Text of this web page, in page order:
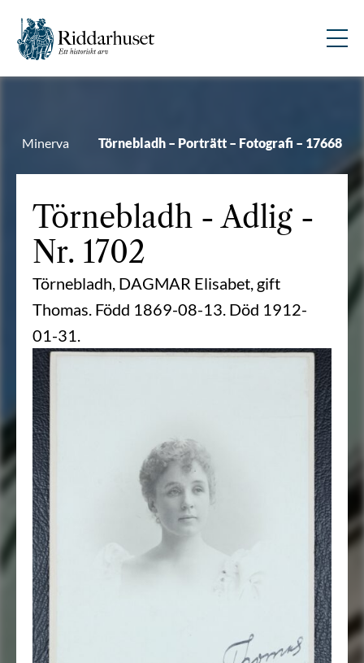
Minerva Törnebladh – Porträtt – Fotografi – 17668
Törnebladh - Adlig -
Nr. 1702
Törnebladh, DAGMAR Elisabet, gift
Thomas. Född 1869-08-13. Död 1912-
01-31.